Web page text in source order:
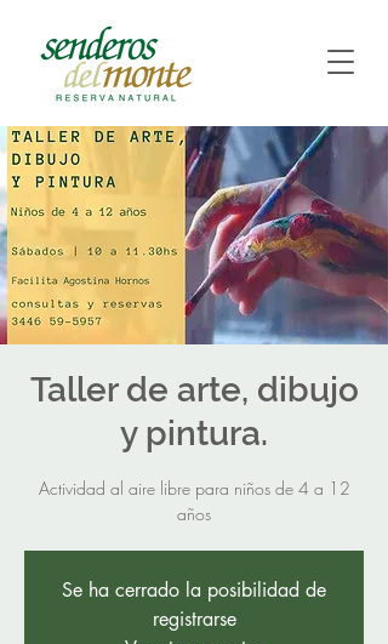
Taller de arte, dibujo
y pintura.
Actividad al aire libre para niños de 4 a 12
años
Se ha cerrado la posibilidad de
registrarse